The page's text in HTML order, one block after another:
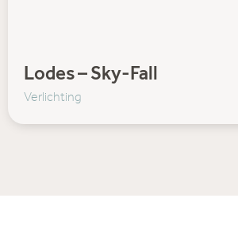
Lodes – Sky-Fall
Verlichting